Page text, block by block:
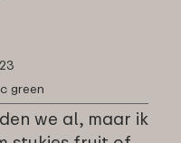
green
we al, maar ik